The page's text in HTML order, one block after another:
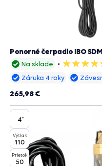
Na sklade
5
hviezdičiek
Ponorné čerpadlo IBO SDM
Záruka 4 roky
265,98 €
4"
Výtlak
110
Prietok
50